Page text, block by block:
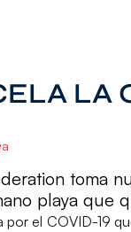
LA
toma
playa que
por el COVID-19